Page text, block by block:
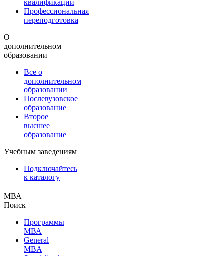
квалификации
Профессиональная
переподготовка
О
дополнительном
образовании
Все о
дополнительном
образовании
Послевузовское
образование
Второе
высшее
образование
Учебным заведениям
Подключайтесь
к каталогу
МВА
Поиск
Программы
МВА
General
MBA